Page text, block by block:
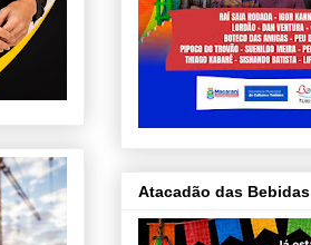
Atacadão das Bebidas